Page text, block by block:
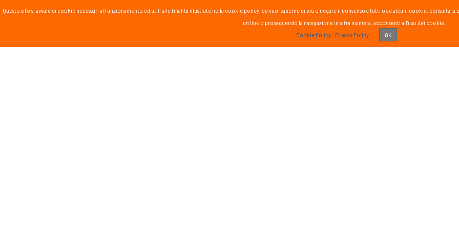
Questo sito si avvale di cookie necessari al funzionamento ed utili alle finalità illustrate nella cookie policy. Se vuoi saperne di più o negare il consenso a tutti o ad alcuni cookie, consulta
un link o proseguendo la navigazione in altra maniera, acconsenti all'uso dei cookie.
Cookie Policy
Privacy Policy OK